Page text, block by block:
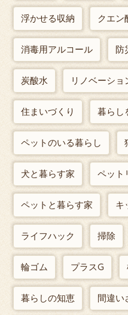
浮かせる収納 クエン
消毒用アルコール 防
炭酸水 リノベーショ
住まいづくり 暮らし
ペットのいる暮らし
犬と暮らす家 ペット
ペットと暮らす家 キ
ライフハック 掃除
輪ゴム プラスG
暮らしの知恵 間違い